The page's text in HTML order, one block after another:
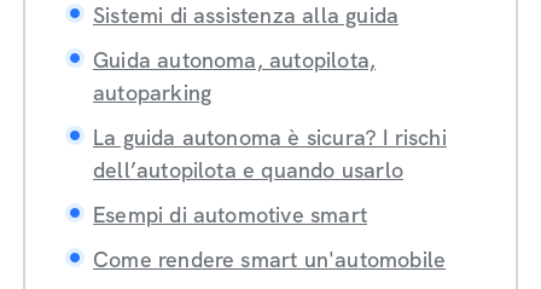
Sistemi di assistenza alla guida
Guida autonoma, autopilota,
autoparking
La guida autonoma è sicura? I rischi
dell’autopilota e quando usarlo
Esempi di automotive smart
Come rendere smart un'automobile